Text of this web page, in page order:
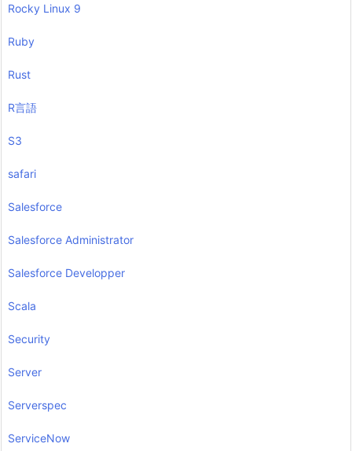
Rocky Linux 9
Ruby
Rust
R言語
S3
safari
Salesforce
Salesforce Administrator
Salesforce Developper
Scala
Security
Server
Serverspec
ServiceNow